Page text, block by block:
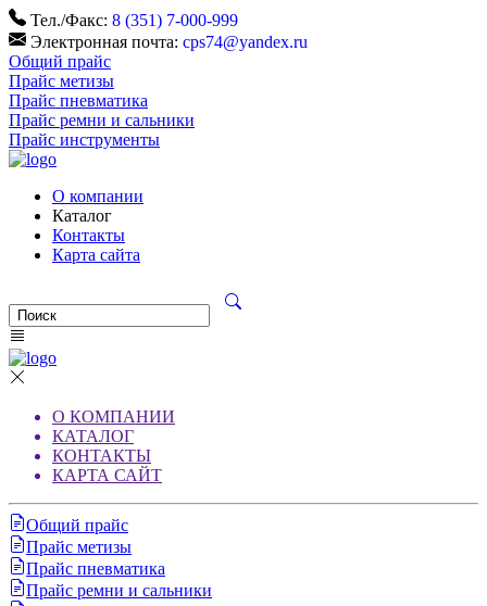
Тел./Факс: 8 (351) 7-000-999
Электронная почта: cps74@yandex.ru
Общий прайс
Прайс метизы
Прайс пневматика
Прайс ремни и сальники
Прайс инструменты
О компании
Каталог
Контакты
Карта сайта
О КОМПАНИИ
КАТАЛОГ
КОНТАКТЫ
КАРТА САЙТ
Общий прайс
Прайс метизы
Прайс пневматика
Прайс ремни и сальники